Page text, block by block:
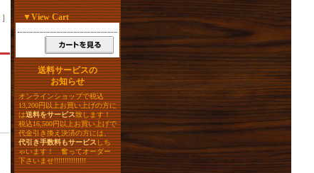
］ ▼View Cart
送料サービスの
お知らせ
オンラインショップで税込
13,200円以上お買い上げの方に
は送料をサービス致します！
税込16,500円以上お買い上げで
代金引き換え決済の方には、
代引き手数料もサービスしち
ゃいます！ 奮ってオーダー
下さいませ!!!!!!!!!!!!!!!